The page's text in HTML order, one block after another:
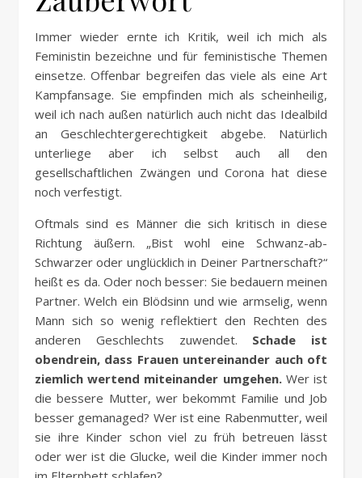
Immer wieder ernte ich Kritik, weil ich mich als
Feministin bezeichne und für feministische Themen
einsetze. Offenbar begreifen das viele als eine Art
Kampfansage. Sie empfinden mich als scheinheilig,
weil ich nach außen natürlich auch nicht das Idealbild
an Geschlechtergerechtigkeit abgebe. Natürlich
unterliege aber ich selbst auch all den
gesellschaftlichen Zwängen und Corona hat diese
noch verfestigt.
Oftmals sind es Männer die sich kritisch in diese
Richtung äußern. „Bist wohl eine Schwanz-ab-
Schwarzer oder unglücklich in Deiner Partnerschaft?“
heißt es da. Oder noch besser: Sie bedauern meinen
Partner. Welch ein Blödsinn und wie armselig, wenn
Mann sich so wenig reflektiert den Rechten des
anderen Geschlechts zuwendet. Schade ist
obendrein, dass Frauen untereinander auch oft
ziemlich wertend miteinander umgehen. Wer ist
die bessere Mutter, wer bekommt Familie und Job
besser gemanaged? Wer ist eine Rabenmutter, weil
sie ihre Kinder schon viel zu früh betreuen lässt
oder wer ist die Glucke, weil die Kinder immer noch